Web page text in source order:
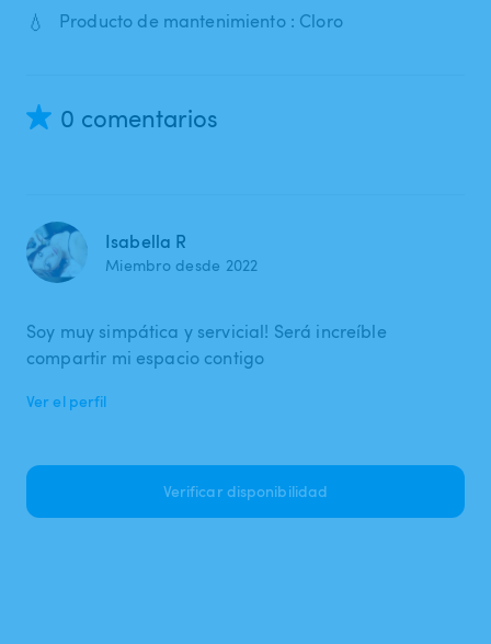
💧 Producto de mantenimiento : Cloro
0 comentarios
Isabella R
Miembro desde 2022
Soy muy simpática y servicial! Será increíble
compartir mi espacio contigo
Ver el perfil
Verificar disponibilidad